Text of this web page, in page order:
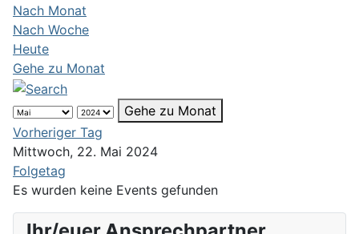
Nach Monat
Nach Woche
Heute
Gehe zu Monat
Gehe zu Monat
Vorheriger Tag
Mittwoch, 22. Mai 2024
Folgetag
Es wurden keine Events gefunden